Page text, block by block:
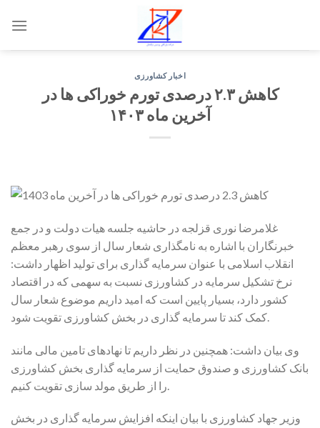
اخبار کشاورزی
کاهش ۲.۳ درصدی تورم خوراکی ها در
آخرین ماه ۱۴۰۳
غلامرضا نوری قزلجه در حاشیه جلسه هیات دولت و در جمع
خبرنگاران با اشاره به نامگذاری شعار سال از سوی رهبر معظم
انقلاب اسلامی با عنوان سرمایه گذاری برای تولید اظهار داشت:
نرخ تشکیل سرمایه در کشاورزی نسبت به سهمی که در اقتصاد
کشور دارد، بسیار پایین است که امید داریم موضوع شعار سال
کمک کند تا سرمایه گذاری در بخش کشاورزی تقویت شود.
وی بیان داشت: همچنین در نظر داریم تا نهاد‌های تامین مالی مانند
بانک کشاورزی و صندوق حمایت از سرمایه گذاری بخش کشاورزی
وزیر جهاد کشاورزی با بیان اینکه افزایش سرمایه گذاری در بخش